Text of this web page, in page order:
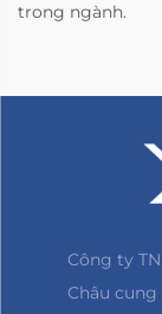
trong ngành.
Công ty
Châu